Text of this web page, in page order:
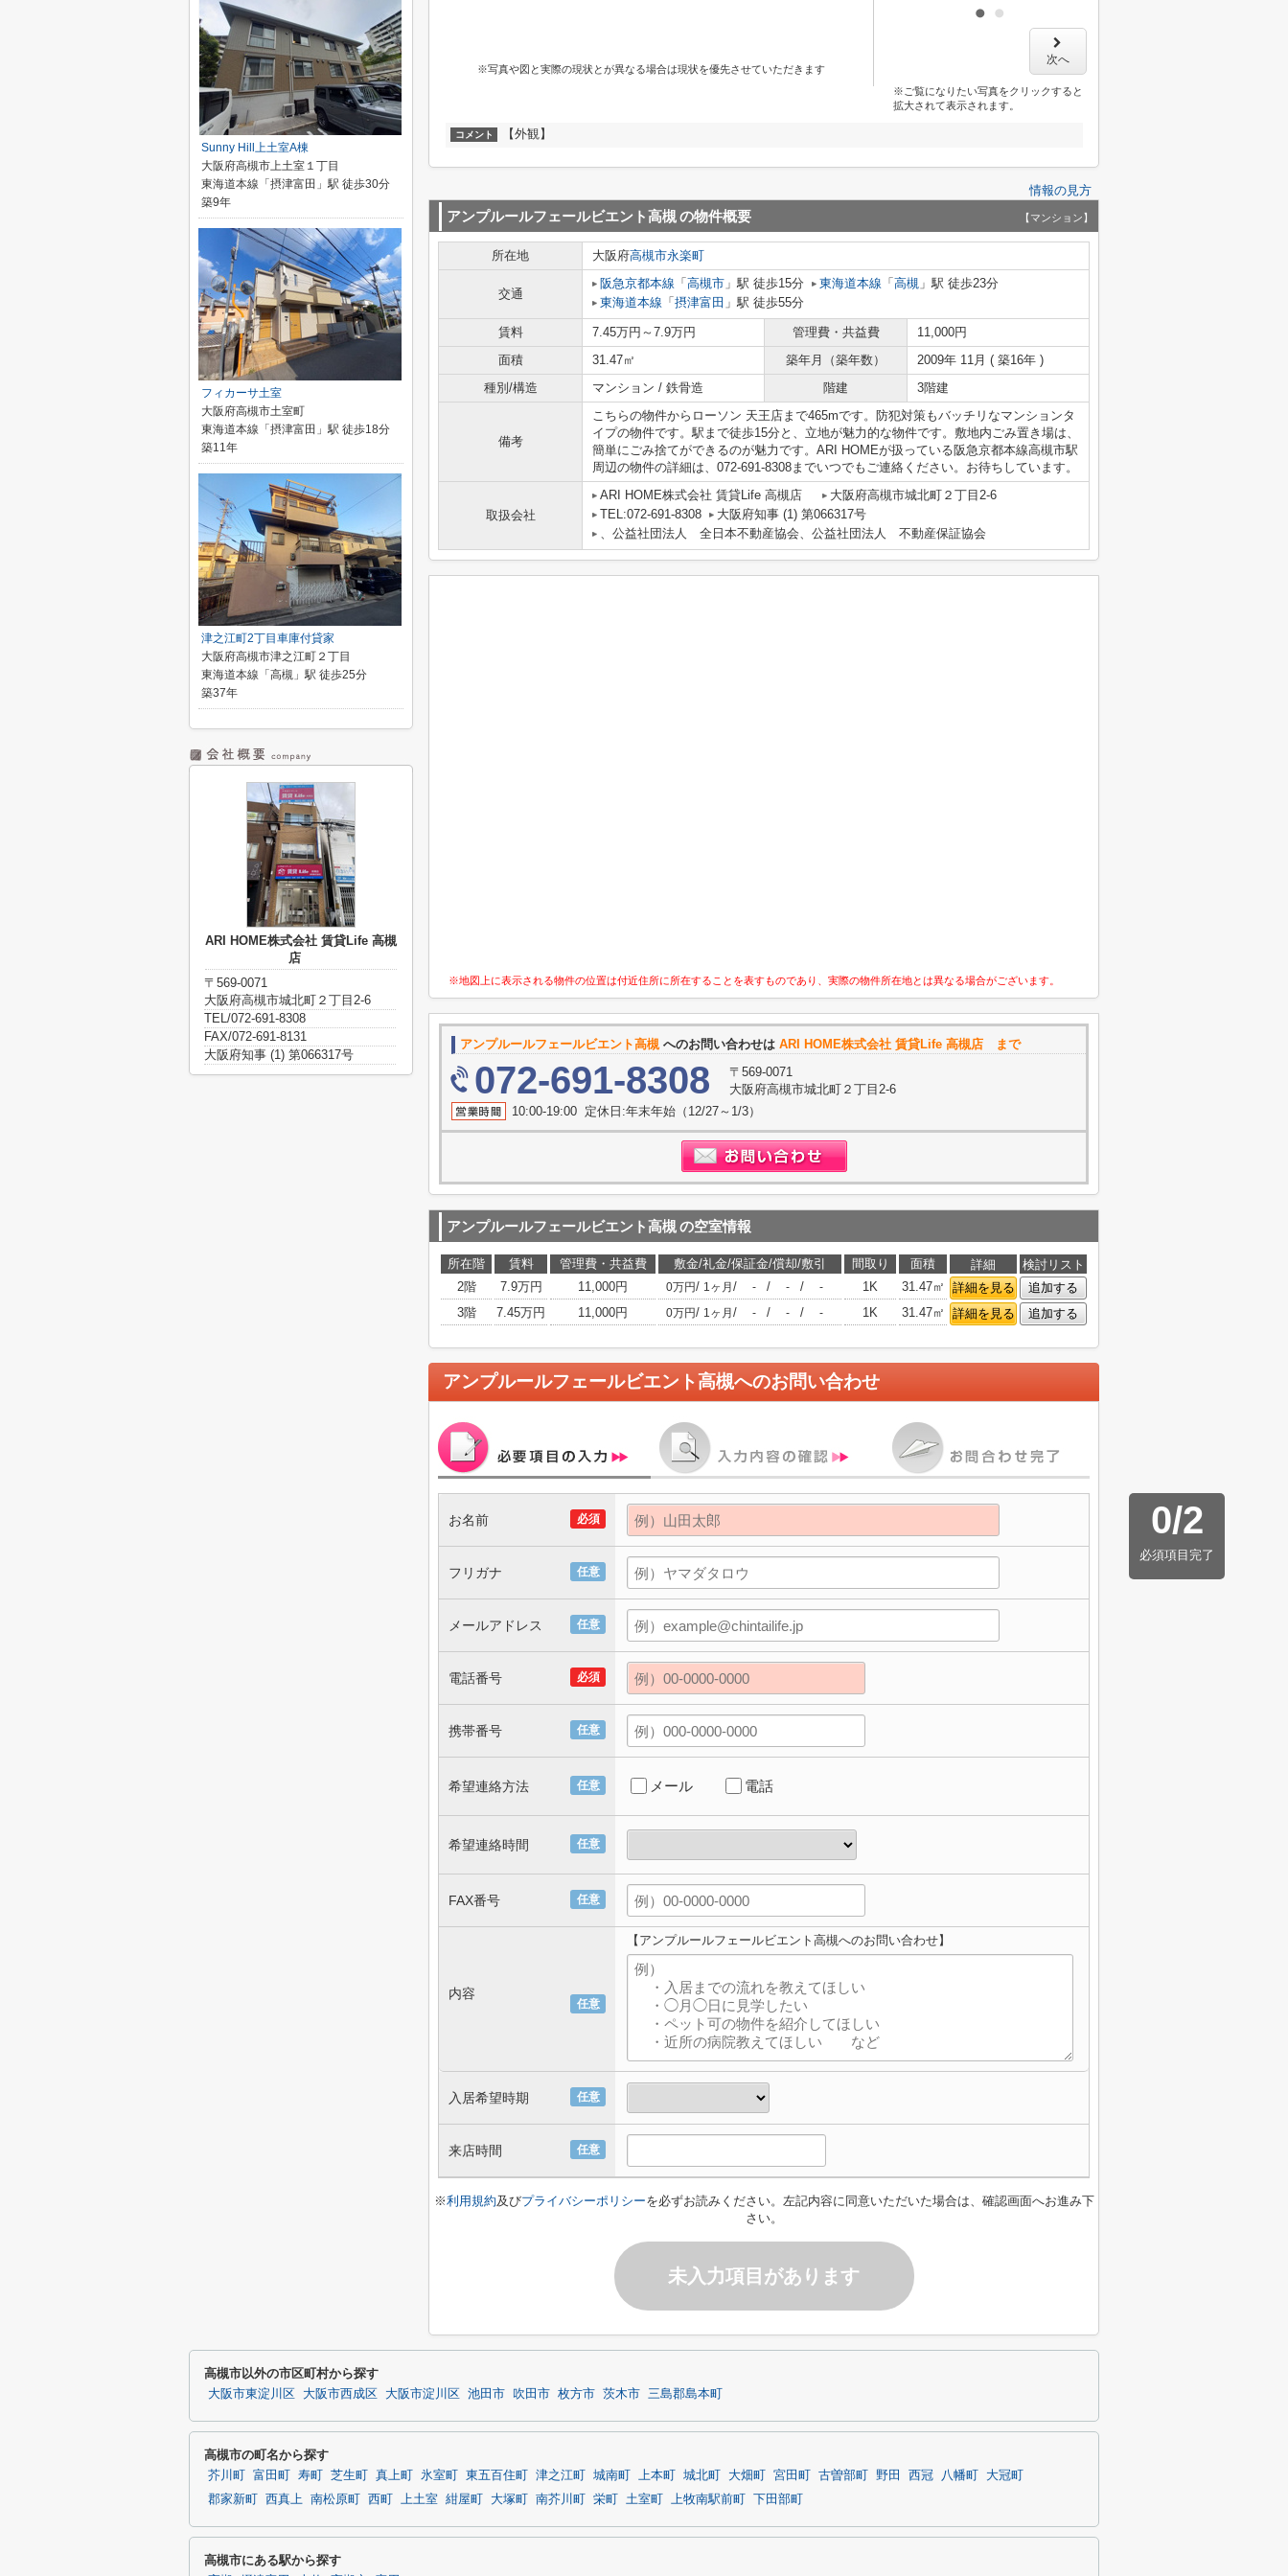
※写真や図と実際の現状とが異なる場合は現状を優先させていただきます
次へ
※ご覧になりたい写真をクリックすると
拡大されて表示されます。
コメント 【外観】
情報の見方
アンプルールフェールビエント高槻の物件概要 【マンション】
所在地 大阪府高槻市永楽町
交通
阪急京都本線 「 高槻市 」駅 徒歩15分 東海道本線 「 高槻 」駅 徒歩23分
東海道本線 「 摂津富田 」駅 徒歩55分
賃料 7.45万円～7.9万円 管理費・共益費
11,000円
面積
31.47㎡ 築年月（築年数）
2009年 11月 ( 築16年 )
種別/構造
マンション / 鉄骨造 階建 3階建
備考
こちらの物件からローソン 天王店まで465mです。防犯対策もバッチリなマンションタ
イプの物件です。駅まで徒歩15分と、立地が魅力的な物件です。敷地内ごみ置き場は、
簡単にごみ捨てができるのが魅力です。ARI HOMEが扱っている阪急京都本線高槻市駅
周辺の物件の詳細は、072-691-8308までいつでもご連絡ください。お待ちしています。
取扱会社
ARI HOME株式会社 賃貸Life 高槻店
大阪府高槻市城北町２丁目2-6
TEL:072-691-8308
大阪府知事 (1) 第066317号
、公益社団法人 全日本不動産協会、公益社団法人 不動産保証協会
※地図上に表示される物件の位置は付近住所に所在することを表すものであり、実際の物件所在地とは異なる場合がございます。
アンプルールフェールビエント高槻へのお問い合わせは ARI HOME株式会社 賃貸Life 高槻店 まで
072-691-8308
〒569-0071
大阪府高槻市城北町２丁目2-6
10:00-19:00 定休日:年末年始（12/27～1/3）
アンプルールフェールビエント高槻の空室情報
所在階 賃料 管理費・共益費 敷金/礼金/保証金/償却/敷引 間取り 面積 詳細
検討リスト
2階
7.9万円 11,000円 0万円/ 1ヶ月 / - / - / - 1K 31.47㎡ 詳細を見る
追加する
3階
7.45万円 11,000円 0万円/ 1ヶ月 / - / - / - 1K 31.47㎡ 詳細を見る 追加する
アンプルールフェールビエント高槻へのお問い合わせ
0/2
必須項目完了
必須
お名前
任意
フリガナ
任意
メールアドレス
必須
電話番号
任意
携帯番号
任意
希望連絡方法 メール 電話
任意
希望連絡時間
任意
FAX番号
任意
内容
【アンプルールフェールビエント高槻へのお問い合わせ】
任意
入居希望時期
任意
来店時間
※利用規約及びプライバシーポリシーを必ずお読みください。左記内容に同意いただいた場合は、確認画面へお進み下
さい。
未入力項目があります
Sunny Hill上土室A棟
大阪府高槻市上土室１丁目
東海道本線「摂津富田」駅 徒歩30分
築9年
フィカーサ土室
大阪府高槻市土室町
東海道本線「摂津富田」駅 徒歩18分
築11年
津之江町2丁目車庫付貸家
大阪府高槻市津之江町２丁目
東海道本線「高槻」駅 徒歩25分
築37年
ARI HOME株式会社 賃貸Life 高槻
店
〒569-0071
大阪府高槻市城北町２丁目2-6
TEL/072-691-8308
FAX/072-691-8131
大阪府知事 (1) 第066317号
高槻市以外の市区町村から探す
大阪市東淀川区 大阪市西成区 大阪市淀川区 池田市 吹田市 枚方市 茨木市 三島郡島本町
高槻市の町名から探す
芥川町 富田町 寿町 芝生町 真上町 氷室町 東五百住町 津之江町 城南町 上本町 城北町 大畑町 宮田町 古曽部町 野田 西冠 八幡町
大冠町
郡家新町
西真上 南松原町 西町 上土室 紺屋町 大塚町 南芥川町 栄町 土室町 上牧南駅前町 下田部町
高槻市にある駅から探す